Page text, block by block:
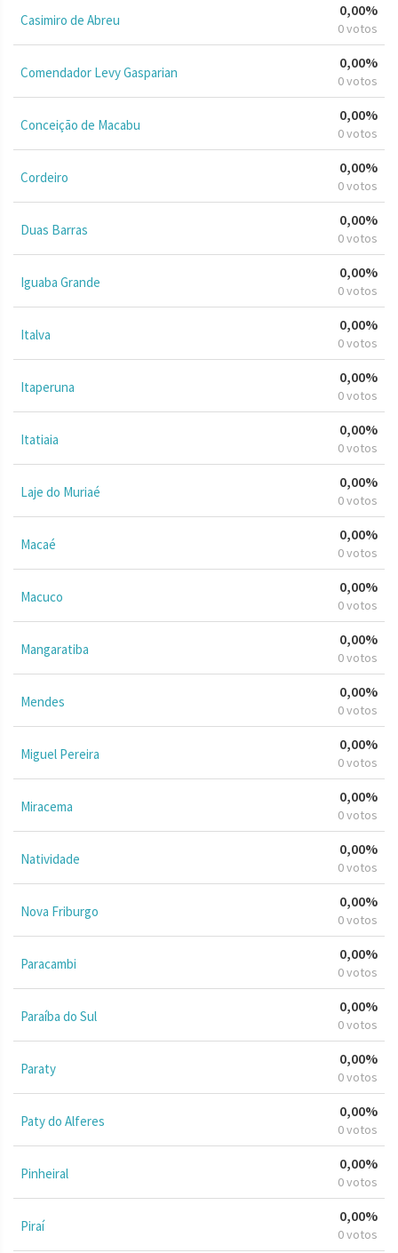
Casimiro de Abreu
0,00%
0 votos
Comendador Levy Gasparian
0,00%
0 votos
Conceição de Macabu
0,00%
0 votos
Cordeiro
0,00%
0 votos
Duas Barras
0,00%
0 votos
Iguaba Grande
0,00%
0 votos
Italva
0,00%
0 votos
Itaperuna
0,00%
0 votos
Itatiaia
0,00%
0 votos
Laje do Muriaé
0,00%
0 votos
Macaé
0,00%
0 votos
Macuco
0,00%
0 votos
Mangaratiba
0,00%
0 votos
Mendes
0,00%
0 votos
Miguel Pereira
0,00%
0 votos
Miracema
0,00%
0 votos
Natividade
0,00%
0 votos
Nova Friburgo
0,00%
0 votos
Paracambi
0,00%
0 votos
Paraíba do Sul
0,00%
0 votos
Paraty
0,00%
0 votos
Paty do Alferes
0,00%
0 votos
Pinheiral
0,00%
0 votos
Piraí
0,00%
0 votos